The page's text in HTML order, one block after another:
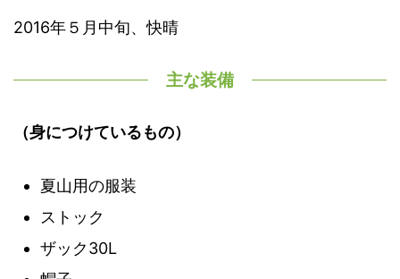
2016年５月中旬、快晴
主な装備
（身につけているもの）
夏山用の服装
ストック
ザック30L